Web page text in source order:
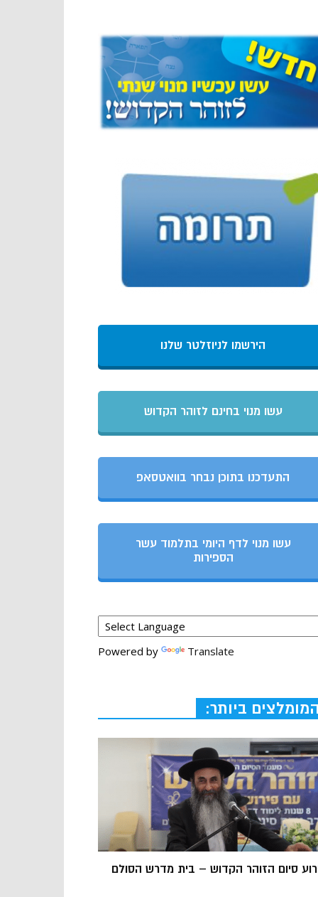
הירשמו לניוזלטר שלנו
עשו מנוי בחינם לזוהר הקדוש
התעדכנו בתוכן נבחר בוואטסאפ
עשו מנוי לדף היומי בתלמוד עשר
הספירות
Powered by Translate
המומלצים ביותר:
סיום הזוהר הקדוש – בית מדרש הסולם